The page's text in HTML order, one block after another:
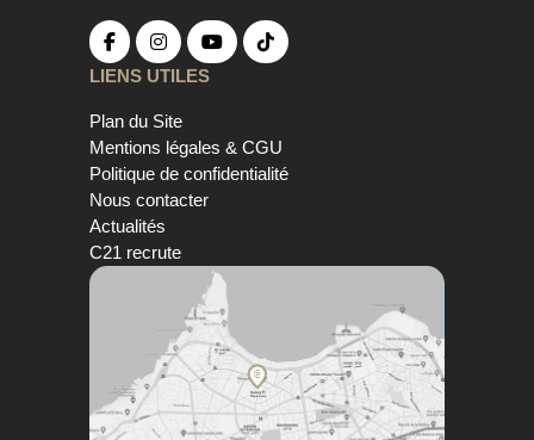
LIENS UTILES
Plan du Site
Mentions légales & CGU
Politique de confidentialité
Nous contacter
Actualités
C21 recrute